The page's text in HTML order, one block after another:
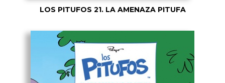
LOS PITUFOS 21. LA AMENAZA PITUFA